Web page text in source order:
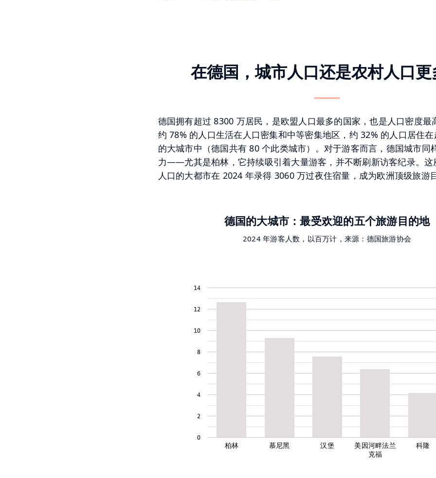
在德国，城市人口还是农村人口更
德国拥有超过 8300 万居民，是欧盟人口最多的国家，也是人口密度最
约 78% 的人口生活在人口密集和中等密集地区，约 32% 的人口居住
的大城市中（德国共有 80 个此类城市）。对于游客而言，德国城市同
力——尤其是柏林，它持续吸引着大量游客，并不断刷新访客纪录。这
人口的大都市在 2024 年录得 3060 万过夜住宿量，成为欧洲顶级旅游
德国的大城市：最受欢迎的五个旅游目的地
2024 年游客人数，以百万计，来源：德国旅游协会
柏林 慕尼黑 汉堡
美因河畔法兰
克福
科隆
0
2
4
6
8
10
12
14